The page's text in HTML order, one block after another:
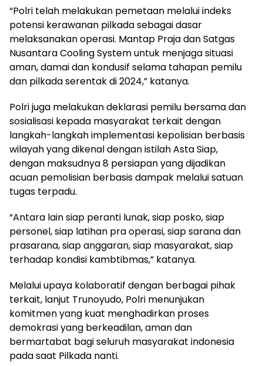
“Polri telah melakukan pemetaan melalui indeks
potensi kerawanan pilkada sebagai dasar
melaksanakan operasi. Mantap Praja dan Satgas
Nusantara Cooling System untuk menjaga situasi
aman, damai dan kondusif selama tahapan pemilu
dan pilkada serentak di 2024,” katanya.
Polri juga melakukan deklarasi pemilu bersama dan
sosialisasi kepada masyarakat terkait dengan
langkah-langkah implementasi kepolisian berbasis
wilayah yang dikenal dengan istilah Asta Siap,
dengan maksudnya 8 persiapan yang dijadikan
acuan pemolisian berbasis dampak melalui satuan
tugas terpadu.
“Antara lain siap peranti lunak, siap posko, siap
personel, siap latihan pra operasi, siap sarana dan
prasarana, siap anggaran, siap masyarakat, siap
terhadap kondisi kambtibmas,” katanya.
Melalui upaya kolaboratif dengan berbagai pihak
terkait, lanjut Trunoyudo, Polri menunjukan
komitmen yang kuat menghadirkan proses
demokrasi yang berkeadilan, aman dan
bermartabat bagi seluruh masyarakat indonesia
pada saat Pilkada nanti.